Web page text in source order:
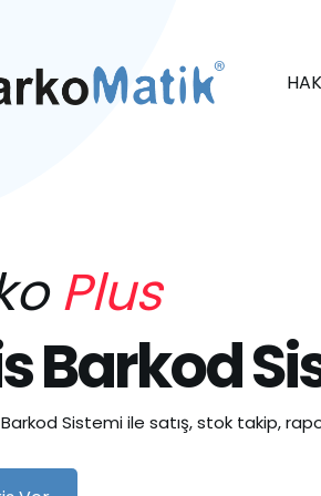
Plus
Barkod
Barkod Sistemi ile satış, stok takip,